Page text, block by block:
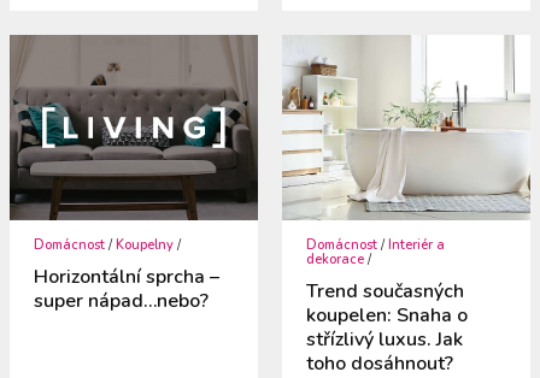
Domácnost /Koupelny /
Horizontální sprcha –
super nápad…nebo?
Domácnost /Interiér a
dekorace /
Trend současných
koupelen: Snaha o
střízlivý luxus. Jak
toho dosáhnout?